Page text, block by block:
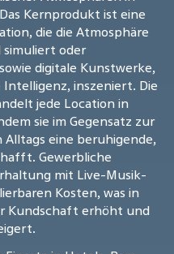
Kernprodukt ist eine
die die Atmosphäre
simuliert oder
digitale Kunstwerke,
inszeniert. Die
jede Location in
sie im Gegensatz zur
eine beruhigende,
Gewerbliche
mit Live-Musik-
Kosten, was in
Kundschaft erhöht und